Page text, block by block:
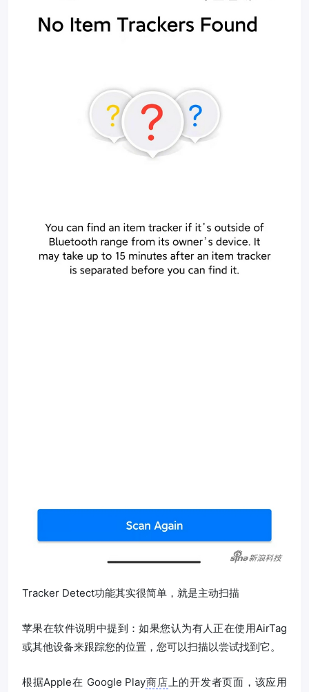
Tracker Detect功能其实很简单，就是主动扫描
苹果在软件说明中提到：如果您认为有人正在使用AirTag
或其他设备来跟踪您的位置，您可以扫描以尝试找到它。
根据Apple在 Google Play商店上的开发者页面，该应用